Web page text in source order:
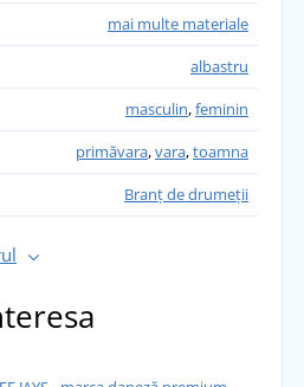
mai multe materiale
albastru
masculin,feminin
primăvara,vara,toamna
Branț de drumeții